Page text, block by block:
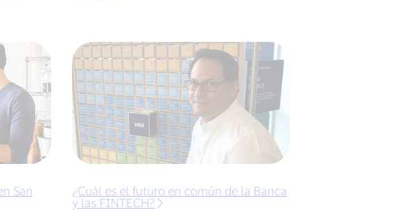
San
¿Cuál es el futuro en común de la Banca
y las FINTECH?